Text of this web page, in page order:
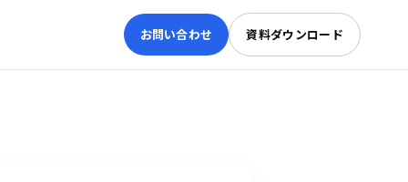
お問い合わせ 資料ダウンロード